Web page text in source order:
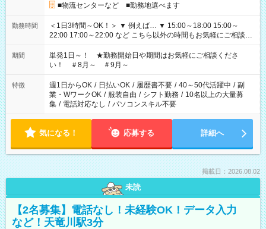
■物流センターなど ■勤務地選べます
勤務時間
＜1日3時間～OK！＞ ▼ 例えば… ▼ 15:00～18:00 15:00～
22:00 17:00～22:00 など こちら以外の時間もお気軽にご相談く
ださい！
期間
単発1日～！ ★勤務開始日や期間はお気軽にご相談くださ
い！ ＃8月～ ＃9月～
特徴 週1日からOK / 日払いOK / 履歴書不要 / 40～50代活躍中 / 副
業・WワークOK / 服装自由 / シフト勤務 / 10名以上の大量募
集 / 電話対応なし / パソコンスキル不要
気になる！ 応募する 詳細へ
掲載日：2026.08.02
未読
【2名募集】電話なし！未経験OK！データ入力
など！天竜川駅3分